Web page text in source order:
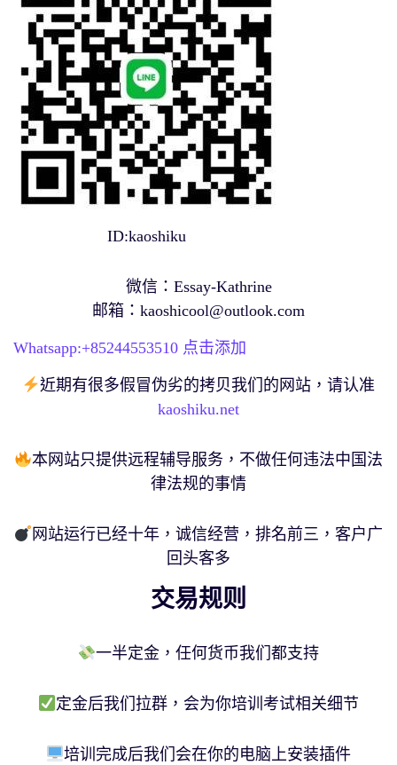
ID:kaoshiku
微信：Essay-Kathrine
邮箱： kaoshicool@outlook.com
Whatsapp:+85244553510 点击添加
近期有很多假冒伪劣的拷贝我们的网站，请认准
kaoshiku.net
本网站只提供远程辅导服务，不做任何违法中国法
律法规的事情
网站运行已经十年，诚信经营，排名前三，客户广
回头客多
交易规则
一半定金，任何货币我们都支持
定金后我们拉群，会为你培训考试相关细节
培训完成后我们会在你的电脑上安装插件